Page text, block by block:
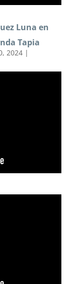
Luna en
Tapia
2024|